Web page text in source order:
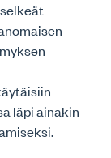
läpi ainakin